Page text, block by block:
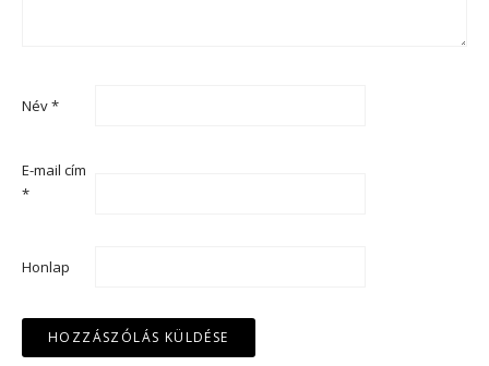
Név*
E-mail cím
*
Honlap